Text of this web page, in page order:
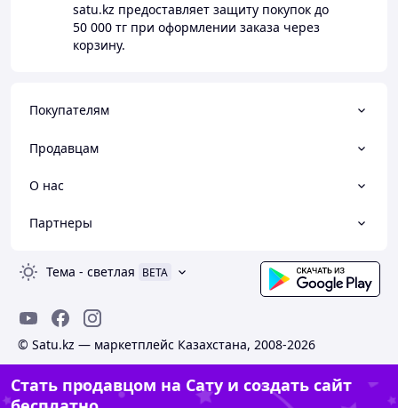
satu.kz предоставляет защиту покупок до
50 000 тг при оформлении заказа через
корзину.
Покупателям
Продавцам
О нас
Партнеры
Тема - светлая BETA
© Satu.kz — маркетплейс Казахстана, 2008-2026
Стать продавцом на Сату и создать сайт